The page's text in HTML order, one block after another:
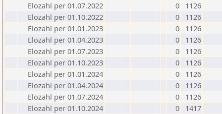
Elozahl per 01.07.2022
0
1126
Elozahl per 01.10.2022
0
1126
Elozahl per 01.01.2023
0
1126
Elozahl per 01.04.2023
0
1126
Elozahl per 01.07.2023
0
1126
Elozahl per 01.10.2023
0
1126
Elozahl per 01.01.2024
0
1126
Elozahl per 01.04.2024
0
1126
Elozahl per 01.07.2024
0
1126
Elozahl per 01.10.2024
0
1417